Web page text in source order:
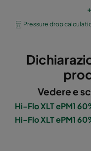
Hi-Flo XLT 5/640
Hi-Flo XLT 5/640
Hi-Flo XLT 5/
25
Pressure drop
Vedere e
Hi-Flo XLT ePM1
Hi-Flo XLT ePM1